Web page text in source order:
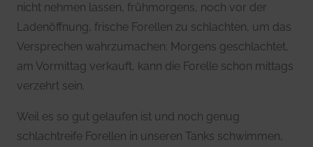
nicht nehmen lassen, frühmorgens, noch vor der
Ladenöffnung, frische Forellen zu schlachten, um das
Versprechen wahrzumachen: Morgens geschlachtet,
am Vormittag verkauft, kann die Forelle schon mittags
verzehrt sein.
Weil es so gut gelaufen ist und noch genug
schlachtreife Forellen in unseren Tanks schwimmen,